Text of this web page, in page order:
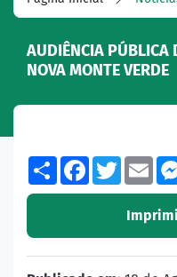
AUDIÊNCIA PÚBLICA
NOVA MONTE VERDE
ShareFacebook
Twitter